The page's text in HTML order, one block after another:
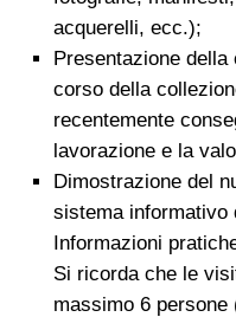
acquerelli, ecc.);
Presentazione
corso della
recentemente
lavorazione e la
Dimostrazione del
sistema informativo
Informazioni
Si ricorda che le
massimo 6